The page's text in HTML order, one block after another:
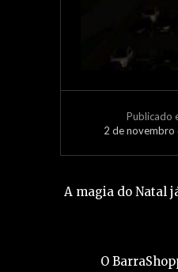
Publicado
2 de
A magia do Natal
O